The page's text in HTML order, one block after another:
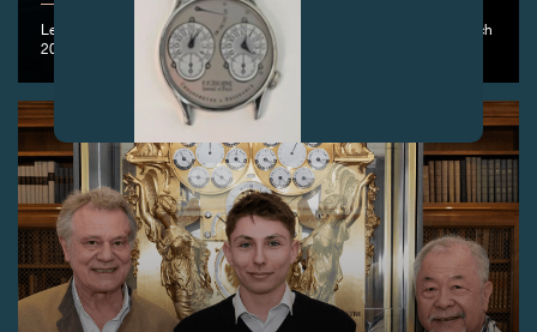
Le Chronomètre Furtif Bleu, pièce unique développée pour Only Watch
2024.
FAUX